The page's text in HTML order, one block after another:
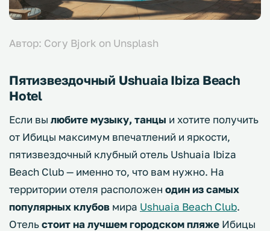
Автор: Cory Bjork on Unsplash
Пятизвездочный Ushuaia Ibiza Beach
Hotel
Если вы любите музыку, танцы и хотите получить
от Ибицы максимум впечатлений и яркости,
пятизвездочный клубный отель Ushuaia Ibiza
Beach Club — именно то, что вам нужно. На
территории отеля расположен один из самых
популярных клубов мира Ushuaia Beach Club.
Отельстоит на лучшем городском пляже Ибицы